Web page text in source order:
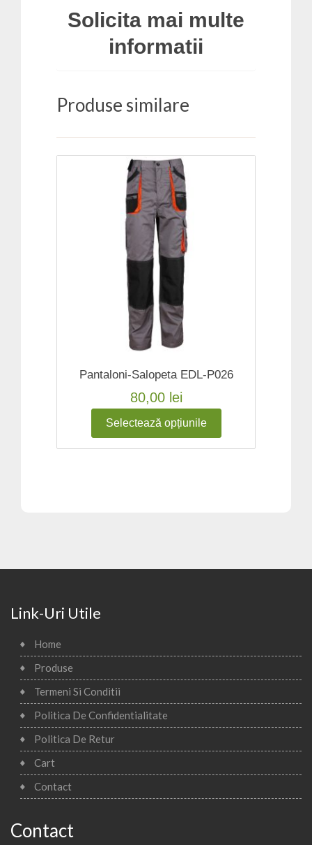
Solicita mai multe
informatii
Produse similare
Pantaloni-Salopeta EDL-P026
80,00 lei
Selectează opțiunile
Link-Uri Utile
Home
Produse
Termeni Si Conditii
Politica De Confidentialitate
Politica De Retur
Cart
Contact
Contact